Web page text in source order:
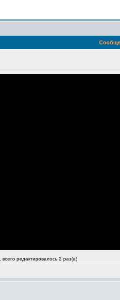
редактировалось 2 раз(а)